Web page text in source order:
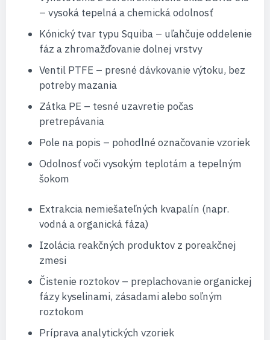
– vysoká tepelná a chemická odolnosť
Kónický tvar typu Squiba – uľahčuje oddelenie
fáz a zhromažďovanie dolnej vrstvy
Ventil PTFE – presné dávkovanie výtoku, bez
potreby mazania
Zátka PE – tesné uzavretie počas
pretrepávania
Pole na popis – pohodlné označovanie vzoriek
Odolnosť voči vysokým teplotám a tepelným
šokom
Extrakcia nemiešateľných kvapalín (napr.
vodná a organická fáza)
Izolácia reakčných produktov z poreakčnej
zmesi
Čistenie roztokov – preplachovanie organickej
fázy kyselinami, zásadami alebo soľným
roztokom
Príprava analytických vzoriek